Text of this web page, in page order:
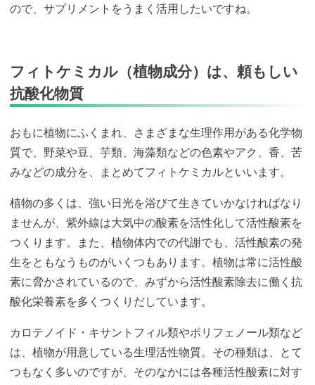
ので、サプリメントをうまく活用したいですね。
フィトケミカル（植物成分）は、頼もしい
抗酸化物質
おもに植物にふくまれ、さまざまな生理作用がある化学物
質で、野菜や豆、芋類、海藻類などの色素やアク、香、苦
みなどの成分を、まとめてフィトケミカルといいます。
植物の多くは、強い日光を浴びて生きていかなければなり
ませんが、紫外線は大気中の酸素を活性化して活性酸素を
つくります。また、植物体内での代謝でも、活性酸素の発
生をともなうものがいくつもあります。植物は常に活性酸
素に脅かされているので、みずから活性酸素除去に働く抗
酸化栄養素を多くつくりだしています。
カロテノイド・キサントフィル類やポリフェノール類など
は、植物が用意している生理活性物質。その種類は、とて
つもなく多いのですが、そのなかには各種活性酸素に対す